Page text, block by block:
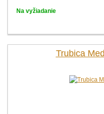
Na vyžiadanie
Trubica